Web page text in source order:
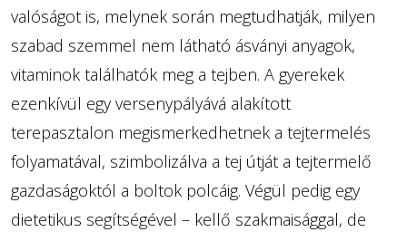
valóságot is, melynek során megtudhatják, milyen
szabad szemmel nem látható ásványi anyagok,
vitaminok találhatók meg a tejben. A gyerekek
ezenkívül egy versenypályává alakított
terepasztalon megismerkedhetnek a tejtermelés
folyamatával, szimbolizálva a tej útját a tejtermelő
gazdaságoktól a boltok polcáig. Végül pedig egy
dietetikus segítségével – kellő szakmaisággal, de